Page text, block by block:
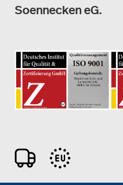
Soennecken eG.